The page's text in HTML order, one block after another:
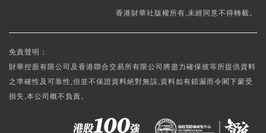
香港財華社版權所有,未經同意不得轉載。
免責聲明：
財華控股有限公司及香港聯合交易所有限公司將盡力確保彼等所提供資料
之準確性及可靠性,但並不保證資料絕對無誤,資料如有錯漏而令閣下蒙受
損失,本公司概不負責。